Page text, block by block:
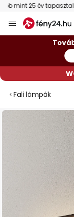
Ugrás
a
tartalomhoz
Fali lámpák
Ugrás